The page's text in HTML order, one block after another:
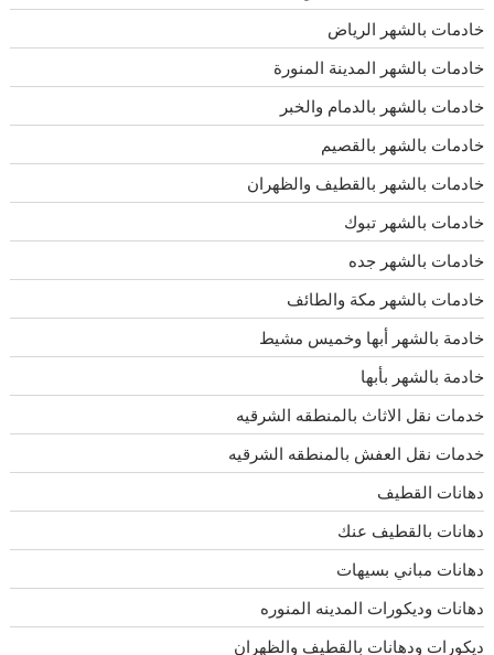
خادمات بالشهر الرياض
خادمات بالشهر المدينة المنورة
خادمات بالشهر بالدمام والخبر
خادمات بالشهر بالقصيم
خادمات بالشهر بالقطيف والظهران
خادمات بالشهر تبوك
خادمات بالشهر جده
خادمات بالشهر مكة والطائف
خادمة بالشهر أبها وخميس مشيط
خادمة بالشهر بأبها
خدمات نقل الاثاث بالمنطقه الشرقيه
خدمات نقل العفش بالمنطقه الشرقيه
دهانات القطيف
دهانات بالقطيف عنك
دهانات مباني بسيهات
دهانات وديكورات المدينه المنوره
ديكورات ودهانات بالقطيف والظهران